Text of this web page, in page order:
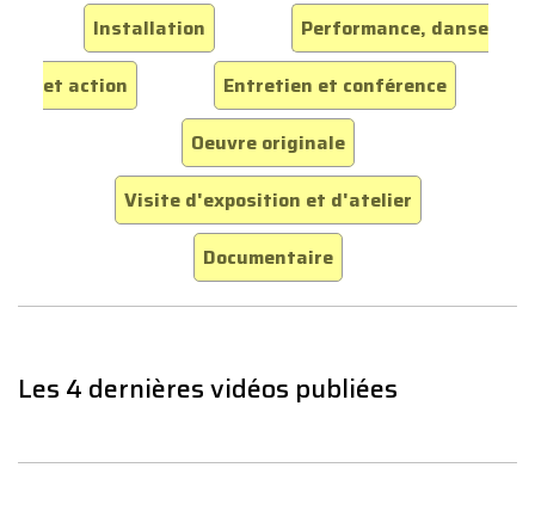
Installation
Performance, danse
et action
Entretien et conférence
Oeuvre originale
Visite d'exposition et d'atelier
Documentaire
Les 4 dernières vidéos publiées